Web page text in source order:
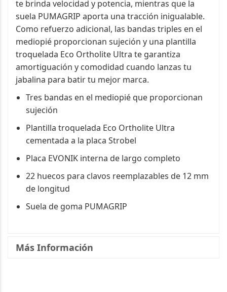
te brinda velocidad y potencia, mientras que la
suela PUMAGRIP aporta una tracción inigualable.
Como refuerzo adicional, las bandas triples en el
mediopié proporcionan sujeción y una plantilla
troquelada Eco Ortholite Ultra te garantiza
amortiguación y comodidad cuando lanzas tu
jabalina para batir tu mejor marca.
Tres bandas en el mediopié que proporcionan
sujeción
Plantilla troquelada Eco Ortholite Ultra
cementada a la placa Strobel
Placa EVONIK interna de largo completo
22 huecos para clavos reemplazables de 12 mm
de longitud
Suela de goma PUMAGRIP
Más Información